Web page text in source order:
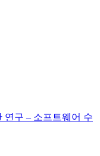
연구 – 소프트웨어 수